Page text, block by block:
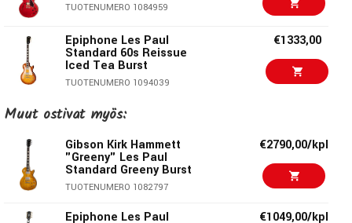
Rungon sydämenä on mahonkirunko ja AAA-luokan
loimuvaahteraviilu, joka antaa soittimelle sekä visuaalista
että soinnillista syvyyttä. Yksiosainen mahonkikaula on
muotoiltu Custom Greeny -profiilin mukaan, ja siinä on 22
nauhaa sekä intialaisesta laurel-puusta valmistettu
otelauta helmiäis-trapetsikuviolla. Skaala on klassinen
Tech, joka takaa vakauden ja virityspidon.
Soundi ja elektroniikka
Kirk Hammett “Greeny” Les Paul Standardin ytimessä ovat
TUOTENUMERO 1084959
Epiphone Les Paul
Standard 60s Reissue
Iced Tea Burst
TUOTENUMERO 1094039
€1333,00
Epiphone Adam Jones
1979 Les Paul Custom
Antique Silverburst
TUOTENUMERO 1086098
Epiphone Adam Jones
Ryden’s Queen Bee
€1509,00
Muut ostivat myös:
Gibson Kirk Hammett
"Greeny" Les Paul
Standard Greeny Burst
TUOTENUMERO 1082797
€2790,00/kpl
Epiphone Les Paul €1049,00/kpl